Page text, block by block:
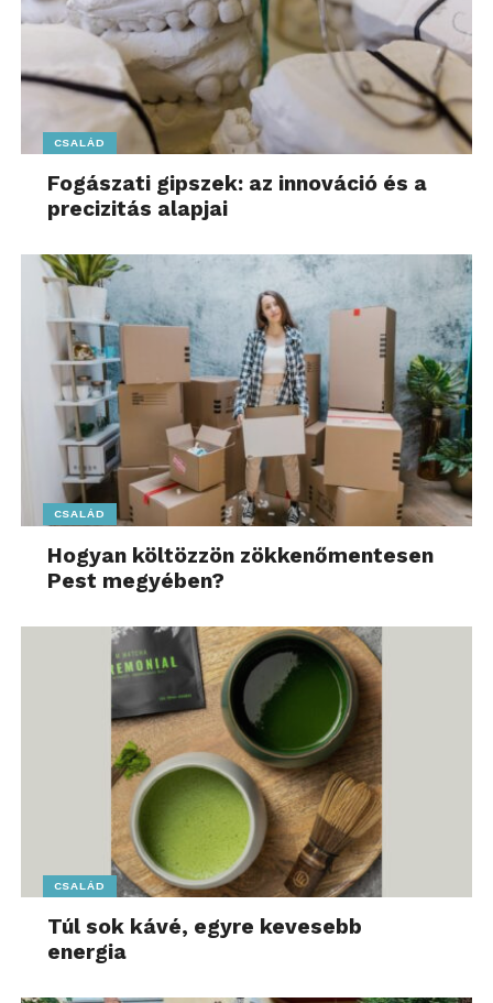
CSALÁD
Fogászati gipszek: az innováció és a
precizitás alapjai
CSALÁD
Hogyan költözzön zökkenőmentesen
Pest megyében?
CSALÁD
Túl sok kávé, egyre kevesebb
energia